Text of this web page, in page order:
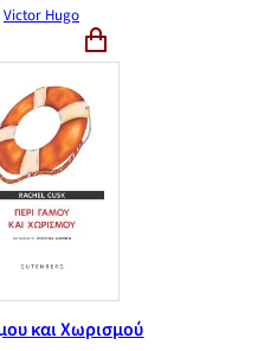
Victor Hugo
και Χωρισμού